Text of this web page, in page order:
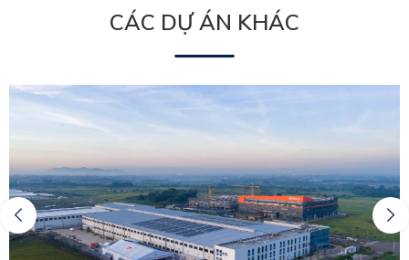
CÁC DỰ ÁN KHÁC